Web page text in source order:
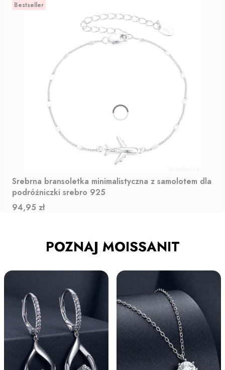
Bestseller
Srebrna bransoletka minimalistyczna z samolotem dla
podróżniczki srebro 925
Cena
94,95 zł
POZNAJ MOISSANIT